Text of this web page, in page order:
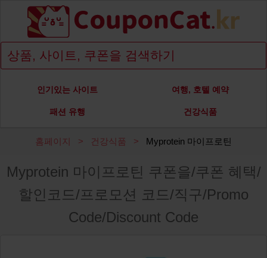
인기있는 사이트 여행, 호텔 예약
패션 유행 건강식품
홈페이지 건강식품 Myprotein 마이프로틴
Myprotein 마이프로틴 쿠폰을/쿠폰 혜택/
할인코드/프로모션 코드/직구/Promo
Code/Discount Code